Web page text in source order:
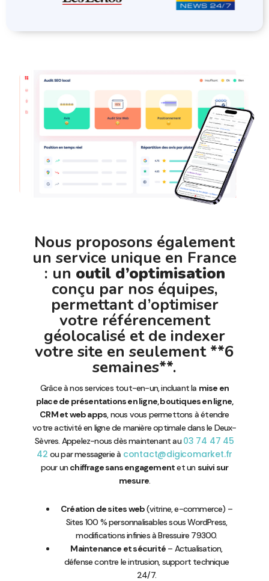
Nous proposons également
un service unique en France
: un outil d’optimisation
conçu par nos équipes,
permettant d’optimiser
votre référencement
géolocalisé et de indexer
votre site en seulement **6
semaines**.
Grâce à nos services tout-en-un, incluant la mise en
place de présentations en ligne, boutiques en ligne,
CRM et web apps, nous vous permettons à étendre
votre activité en ligne de manière optimale dans le Deux-
Sèvres. Appelez-nous dès maintenant au03 74 47 45
42 ou par messagerie à contact@digicomarket.fr
pour unchiffrage sans engagementet un suivi sur
mesure.
Création de sites web(vitrine, e-commerce) –
Sites 100 % personnalisables sous WordPress,
modifications infinies à Bressuire 79300.
Maintenance et sécurité – Actualisation,
défense contre le intrusion, support technique
24/7.